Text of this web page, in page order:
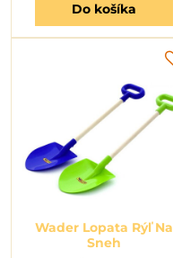
Do košíka
Wader Lopata Rýľ Na
Sneh